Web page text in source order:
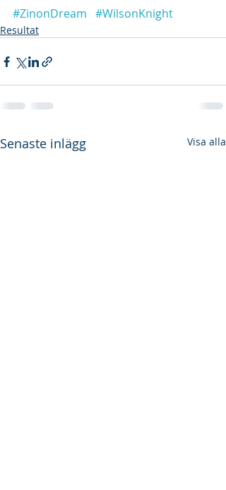
#ZinonDream #WilsonKnight
Resultat
Senaste inlägg Visa alla